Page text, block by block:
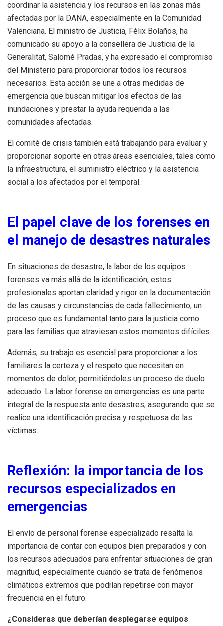
coordinar la asistencia y los recursos en las zonas más
afectadas por la DANA, especialmente en la Comunidad
Valenciana. El ministro de Justicia, Félix Bolaños, ha
comunicado su apoyo a la consellera de Justicia de la
Generalitat, Salomé Pradas, y ha expresado el compromiso
del Ministerio para proporcionar todos los recursos
necesarios. Esta acción se une a otras medidas de
emergencia que buscan mitigar los efectos de las
inundaciones y prestar la ayuda requerida a las
comunidades afectadas.
El comité de crisis también está trabajando para evaluar y
proporcionar soporte en otras áreas esenciales, tales como
la infraestructura, el suministro eléctrico y la asistencia
social a los afectados por el temporal.
El papel clave de los forenses en
el manejo de desastres naturales
En situaciones de desastre, la labor de los equipos
forenses va más allá de la identificación; estos
profesionales aportan claridad y rigor en la documentación
de las causas y circunstancias de cada fallecimiento, un
proceso que es fundamental tanto para la justicia como
para las familias que atraviesan estos momentos difíciles.
Además, su trabajo es esencial para proporcionar a los
familiares la certeza y el respeto que necesitan en
momentos de dolor, permitiéndoles un proceso de duelo
adecuado. La labor forense en emergencias es una parte
integral de la respuesta ante desastres, asegurando que se
realice una identificación precisa y respetuosa de las
víctimas.
Reflexión: la importancia de los
recursos especializados en
emergencias
El envío de personal forense especializado resalta la
importancia de contar con equipos bien preparados y con
los recursos adecuados para enfrentar situaciones de gran
magnitud, especialmente cuando se trata de fenómenos
climáticos extremos que podrían repetirse con mayor
frecuencia en el futuro.
¿Consideras que deberían desplegarse equipos